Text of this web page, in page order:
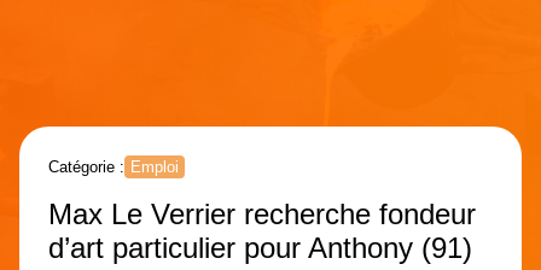
Catégorie : Emploi
Max Le Verrier recherche fondeur
d’art particulier pour Anthony (91)